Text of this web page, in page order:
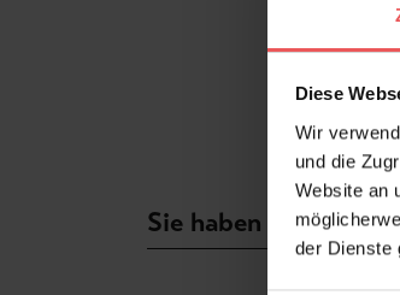
Diese
Wir
und die
Website an
der Dienste
Sie haben Fragen